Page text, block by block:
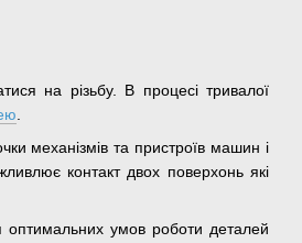
на різьбу. В процесі тривалої
механізмів та пристроїв машин і
контакт двох поверхонь які
оптимальних умов роботи деталей